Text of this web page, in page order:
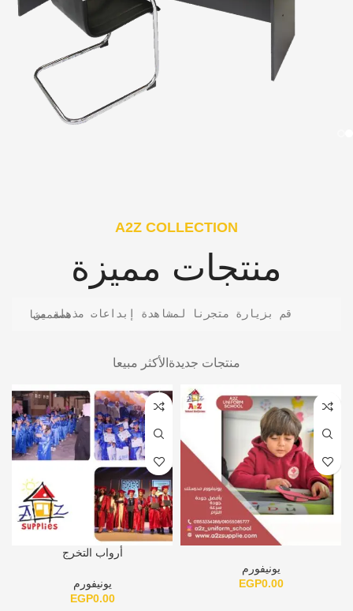
A2Z COLLECTION
منتجات مميزة
قم بزيارة متجرنا لمشاهدة إبداعات مذهلة من مصممينا
منتجات جديدة الأكثر مبيعا
يونيفورم
EGP0.00
أرواب التخرج
يونيفورم
EGP0.00